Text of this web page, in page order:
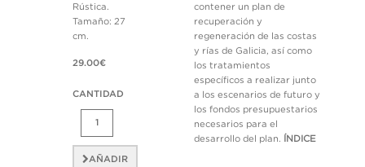
Rústica.
Tamaño: 27
cm.
29.00€
CANTIDAD
AÑADIR
contener un plan de
recuperación y
regeneración de las costas
y rías de Galicia, así como
los tratamientos
específicos a realizar junto
a los escenarios de futuro y
los fondos presupuestarios
necesarios para el
desarrollo del plan.
ÍNDICE